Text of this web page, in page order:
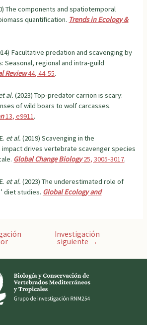
The components and spatiotemporal
quantification. Trends in Ecology &
Facultative predation and scavenging by
Seasonal, regional and intra-guild
Review44, 44-55.
al. (2023) Top-predator carrion is scary:
of wild boars to wolf carcasses.
13, e9911.
et al. (2019) Scavenging in the
impact drives vertebrate scavenger species
Global ChangeBiology25, 3005-3017.
et al. (2023) The underestimated role of
diet studies. Global Ecology and
Investigación
siguiente →